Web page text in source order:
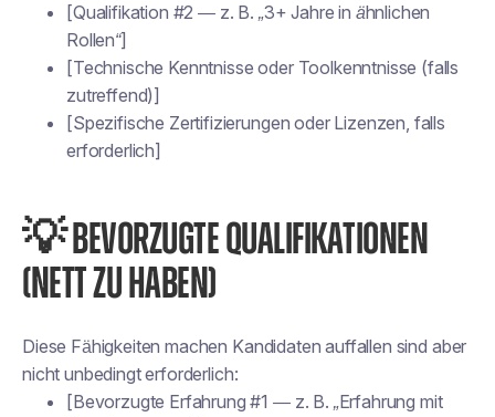
[Qualifikation #2 — z. B. „3+ Jahre in ähnlichen
Rollen“]
[Technische Kenntnisse oder Toolkenntnisse (falls
zutreffend)]
[Spezifische Zertifizierungen oder Lizenzen, falls
erforderlich]
💡 BEVORZUGTE QUALIFIKATIONEN
(NETT ZU HABEN)
Diese Fähigkeiten machen Kandidatenauffallen sind aber
nicht unbedingt erforderlich:
[Bevorzugte Erfahrung #1 — z. B. „Erfahrung mit